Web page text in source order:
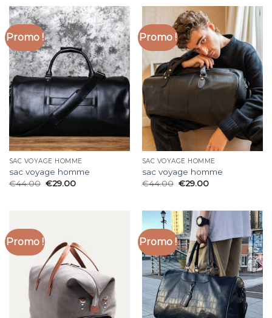
Promo !
SAC VOYAGE HOMME
sac voyage homme
€44.00 €29.00
Promo !
SAC VOYAGE HOMME
sac voyage homme
€44.00 €29.00
Promo ! Promo !